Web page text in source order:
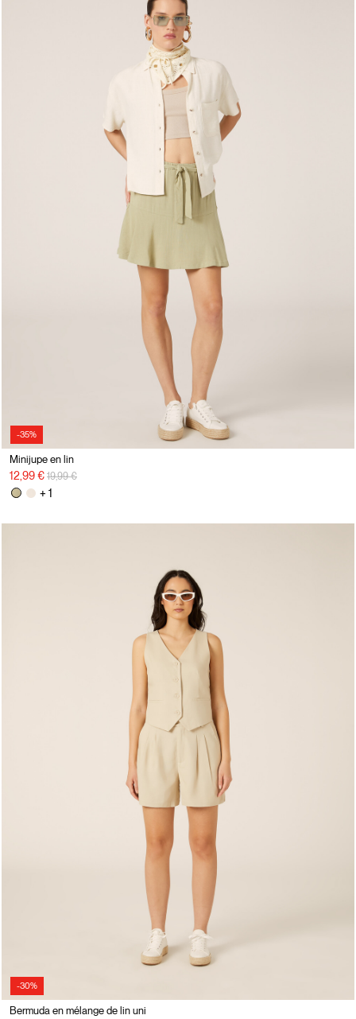
-35%
Minijupe en lin
12,99 € Prix réduit de
19,99 €
+ 1
-30%
Bermuda en mélange de lin uni